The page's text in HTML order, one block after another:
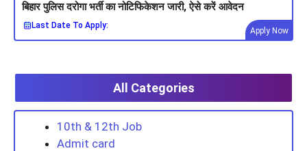
बिहार पुलिस दरोगा भर्ती का नोटिफिकेशन जारी, ऐसे करें आवेदन
Last Date To Apply:
Apply Now
All Categories
10th & 12th Job
Admit card